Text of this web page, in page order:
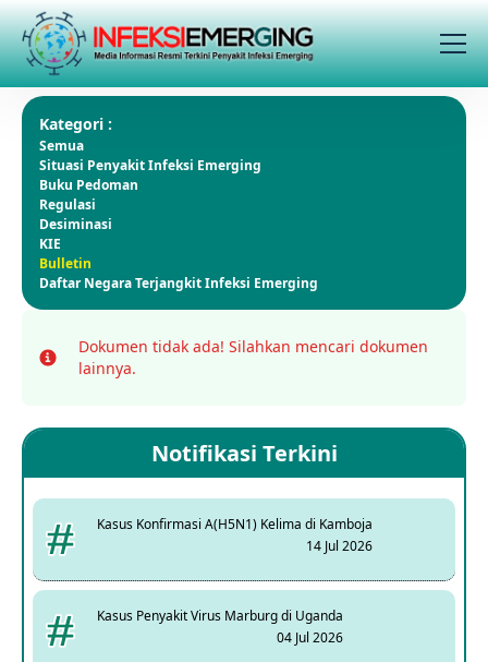
Kategori :
Semua
Situasi Penyakit Infeksi Emerging
Buku Pedoman
Regulasi
Desiminasi
KIE
Bulletin
Daftar Negara Terjangkit Infeksi Emerging
Info
Dokumen tidak ada! Silahkan mencari dokumen
lainnya.
Notifikasi Terkini
Kasus Konfirmasi A(H5N1) Kelima di Kamboja
14 Jul 2026
Kasus Penyakit Virus Marburg di Uganda
04 Jul 2026